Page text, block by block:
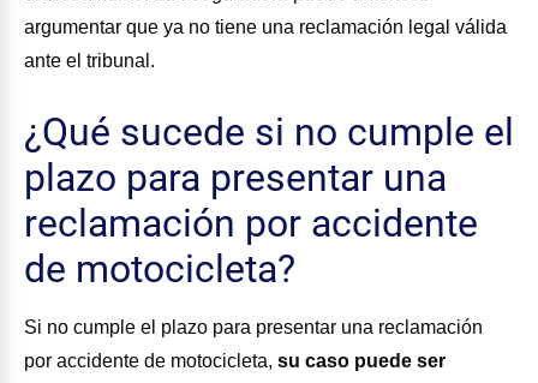
argumentar que ya no tiene una reclamación legal válida
ante el tribunal.
¿Qué sucede si no cumple el
plazo para presentar una
reclamación por accidente
de motocicleta?
Si no cumple el plazo para presentar una reclamación
por accidente de motocicleta, su caso puede ser